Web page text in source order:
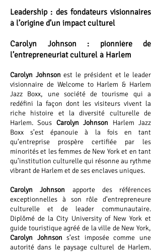
Leadership : des fondateurs visionnaires
à l’origine d’un impact culturel
Carolyn Johnson : pionnière de
l’entrepreneuriat culturel à Harlem
Carolyn Johnsonest le président et le leader
visionnaire de Welcome to Harlem & Harlem
Jazz Boxx, une société de tourisme qui a
redéfini la façon dont les visiteurs vivent la
riche histoire et la diversité culturelle de
Harlem. Sous Carolyn Johnson Harlem Jazz
Boxx s’est épanouie à la fois en tant
qu’entreprise prospère certifiée par les
minorités et les femmes de New York et en tant
qu’institution culturelle qui résonne au rythme
vibrant de Harlem et de ses enclaves uniques.
Carolyn Johnson apporte des références
exceptionnelles à son rôle d’entrepreneure
culturelle et de leader communautaire.
Diplômé de la City University of New York et
guide touristique agréé de la ville de New York,
Carolyn Johnsons’est imposée comme une
autorité dans le paysage culturel de Harlem.